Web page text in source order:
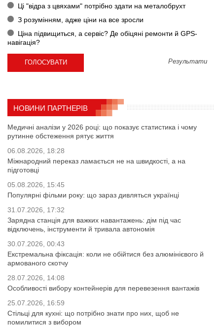
Ці "відра з цвяхами" потрібно здати на металобрухт
З розумінням, адже ціни на все зросли
Ціна підвищиться, а сервіс? Де обіцяні ремонти й GPS-
навігація?
Результати
НОВИНИ ПАРТНЕРІВ
Медичні аналізи у 2026 році: що показує статистика і чому
рутинне обстеження рятує життя
06.08.2026, 18:28
Міжнародний переказ ламається не на швидкості, а на
підготовці
05.08.2026, 15:45
Популярні фільми року: що зараз дивляться українці
31.07.2026, 17:32
Зарядна станція для важких навантажень: дім під час
відключень, інструменти й тривала автономія
30.07.2026, 00:43
Екстремальна фіксація: коли не обійтися без алюмінієвого й
армованого скотчу
28.07.2026, 14:08
Особливості вибору контейнерів для перевезення вантажів
25.07.2026, 16:59
Стільці для кухні: що потрібно знати про них, щоб не
помилитися з вибором